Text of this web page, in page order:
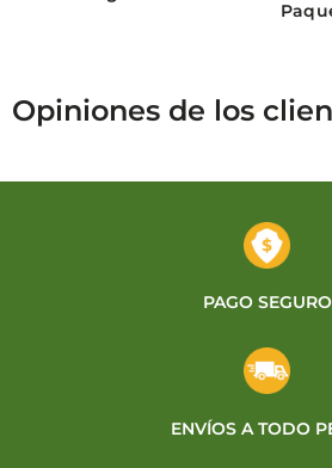
Opiniones de los
PAGO SEGURO
ENVÍOS A TODO